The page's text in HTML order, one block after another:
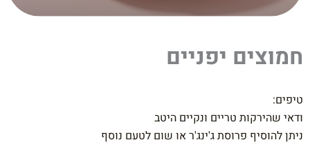
חמוצים יפניים
טיפים:
ודאי שהירקות טריים ונקיים היטב
ניתן להוסיף פרוסת ג'ינג'ר או שום לטעם נוסף